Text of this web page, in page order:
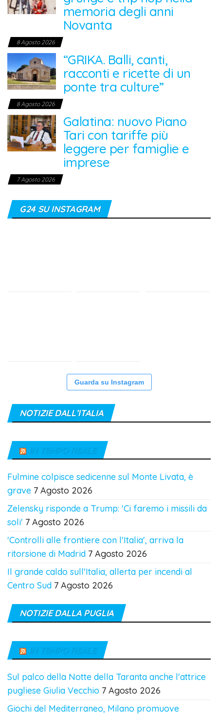
memoria degli anni
Novanta
8 Agosto 2026
“GRIKA. Balli, canti,
racconti e ricette di un
ponte tra culture”
8 Agosto 2026
Galatina: nuovo Piano
Tari con tariffe più
leggere per famiglie e
imprese
7 Agosto 2026
G24 SU INSTAGRAM
Guarda su Instagram
NOTIZIE DALL’ITALIA
IN TEMPO REALE
Fulmine colpisce sedicenne sul Monte Livata, è
grave 7 Agosto 2026
Zelensky risponde a Trump: 'Ci faremo i missili da
soli' 7 Agosto 2026
'Controlli alle frontiere con l'Italia', arriva la
ritorsione di Madrid 7 Agosto 2026
Il grande caldo sull'Italia, allerta per incendi al
Centro Sud 7 Agosto 2026
NOTIZIE DALLA PUGLIA
IN TEMPO REALE
Sul palco della Notte della Taranta anche l'attrice
pugliese Giulia Vecchio 7 Agosto 2026
Giochi del Mediterraneo, Milano promuove